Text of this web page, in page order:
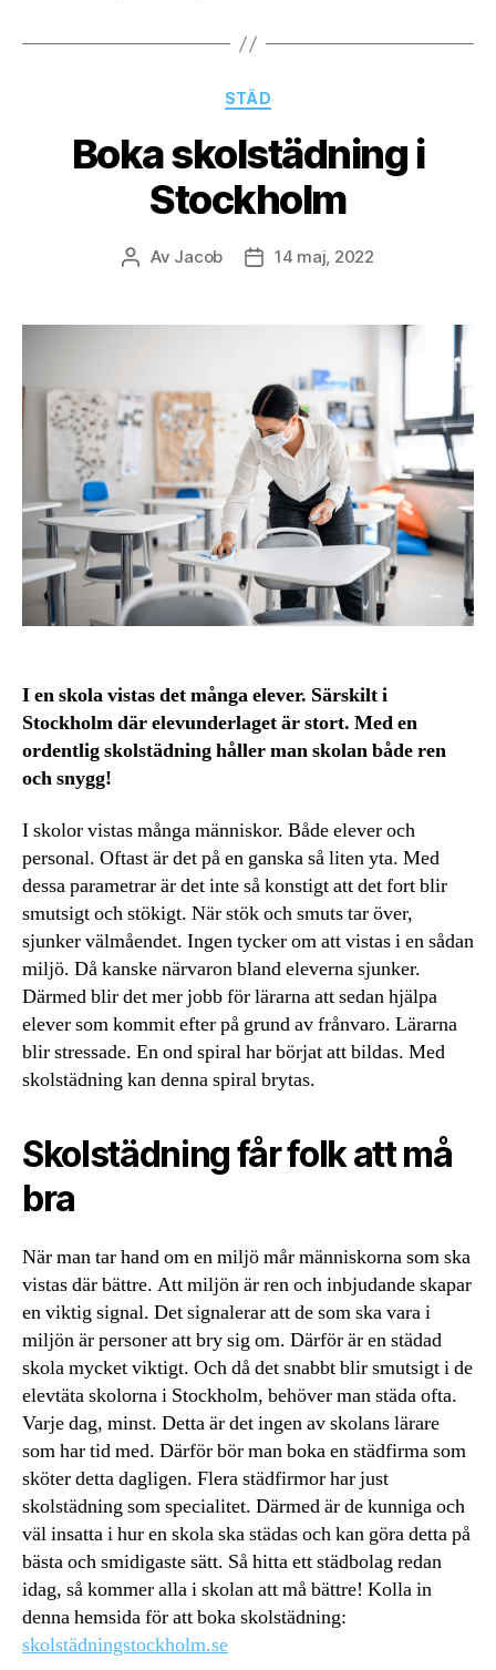
Kategorier
STÄD
Boka skolstädning i
Stockholm
Inläggsförfattare
Av Jacob Inläggsdatum
14 maj, 2022
I en skola vistas det många elever. Särskilt i
Stockholm där elevunderlaget är stort. Med en
ordentlig skolstädning håller man skolan både ren
och snygg!
I skolor vistas många människor. Både elever och
personal. Oftast är det på en ganska så liten yta. Med
dessa parametrar är det inte så konstigt att det fort blir
smutsigt och stökigt. När stök och smuts tar över,
sjunker välmåendet. Ingen tycker om att vistas i en sådan
miljö. Då kanske närvaron bland eleverna sjunker.
Därmed blir det mer jobb för lärarna att sedan hjälpa
elever som kommit efter på grund av frånvaro. Lärarna
blir stressade. En ond spiral har börjat att bildas. Med
skolstädning kan denna spiral brytas.
Skolstädning får folk att må
bra
När man tar hand om en miljö mår människorna som ska
vistas där bättre. Att miljön är ren och inbjudande skapar
en viktig signal. Det signalerar att de som ska vara i
miljön är personer att bry sig om. Därför är en städad
skola mycket viktigt. Och då det snabbt blir smutsigt i de
elevtäta skolorna i Stockholm, behöver man städa ofta.
Varje dag, minst. Detta är det ingen av skolans lärare
som har tid med. Därför bör man boka en städfirma som
sköter detta dagligen. Flera städfirmor har just
skolstädning som specialitet. Därmed är de kunniga och
väl insatta i hur en skola ska städas och kan göra detta på
bästa och smidigaste sätt. Så hitta ett städbolag redan
idag, så kommer alla i skolan att må bättre! Kolla in
denna hemsida för att boka skolstädning:
skolstädningstockholm.se